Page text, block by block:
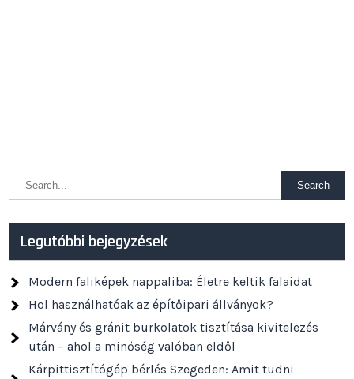
Legutóbbi bejegyzések
Modern faliképek nappaliba: Életre keltik falaidat
Hol használhatóak az építőipari állványok?
Márvány és gránit burkolatok tisztítása kivitelezés
után – ahol a minőség valóban eldől
Kárpittisztítógép bérlés Szegeden: Amit tudni